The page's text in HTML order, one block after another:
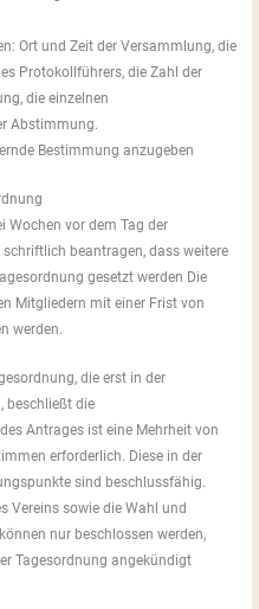
Ort und Zeit der Versammlung, die
Protokollführers, die Zahl der
die einzelnen
Abstimmung.
Bestimmung anzugeben
Wochen vor dem Tag der
beantragen, dass weitere
gesetzt werden Die
Mitgliedern mit einer Frist von
werden.
die erst in der
beschließt die
Antrages ist eine Mehrheit von
erforderlich. Diese in der
sind beschlussfähig.
Vereins sowie die Wahl und
nur beschlossen werden,
Tagesordnung angekündigt